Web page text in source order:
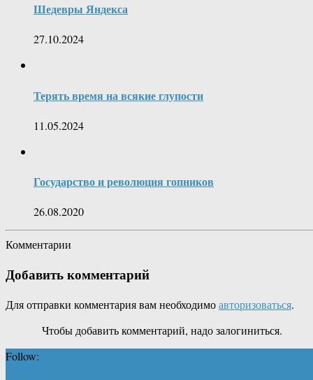
Шедевры Яндекса
27.10.2024
Терять время на всякие глупости
11.05.2024
Государство и революция гопников
26.08.2020
Комментарии
Добавить комментарий
Для отправки комментария вам необходимоавторизоваться.
Чтобы добавить комментарий, надо залогиниться.
Follow: